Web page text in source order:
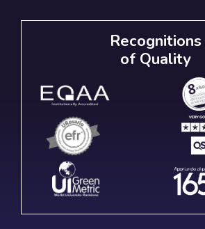
Recognitions
of Quality